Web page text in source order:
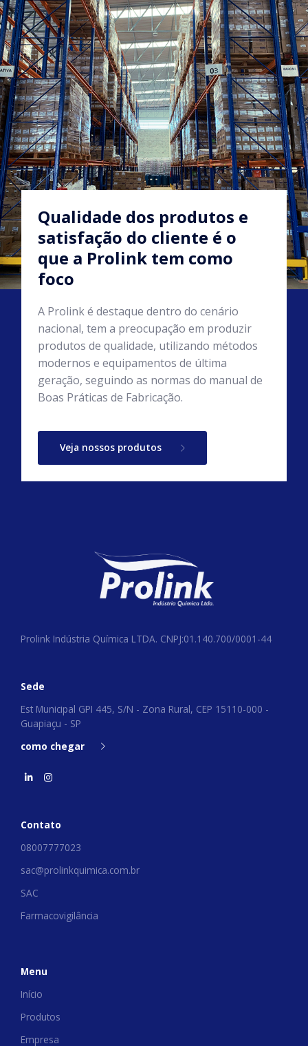
Qualidade dos produtos e
satisfação do cliente é o
que a Prolink tem como
foco
A Prolink é destaque dentro do cenário
nacional, tem a preocupação em produzir
produtos de qualidade, utilizando métodos
modernos e equipamentos de última
geração, seguindo as normas do manual de
Boas Práticas de Fabricação.
Veja nossos produtos
Prolink Indústria Química LTDA. CNPJ:01.140.700/0001-44
Sede
Est Municipal GPI 445, S/N - Zona Rural, CEP 15110-000 -
Guapiaçu - SP
como chegar
Contato
08007777023
sac@prolinkquimica.com.br
SAC
Farmacovigilância
Menu
Início
Produtos
Empresa